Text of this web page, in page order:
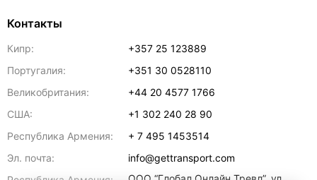
Контакты
Кипр:
+357 25 123889
Португалия:
+351 30 0528110
Великобритания:
+44 20 4577 1766
США:
+1 302 240 28 90
Республика Армения:
+ 7 495 1453514
Эл. почта:
info@gettransport.com